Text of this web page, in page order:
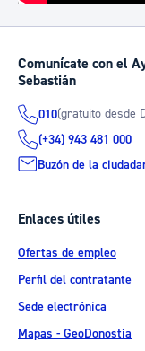
Comunícate con el
Sebastián
010(gratuito desde
(+34) 943 481 000
Buzón de la
Enlaces útiles
Ofertas de empleo
Perfil del contratante
Sede electrónica
Mapas - GeoDonostia